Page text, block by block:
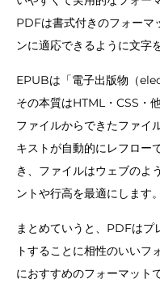
PDFは書式付きのフォーマ
ンに適応できるように文字
EPUBは「電子出版物（
その本質はHTML・CSS・
ファイルからできたファイ
キストが自動的にレフロー
き、ファイルはウェブのよ
ントや行高を最適にします。
まとめていうと、PDFはプ
トすることに相性のいいフ
におすすめのフォーマットで